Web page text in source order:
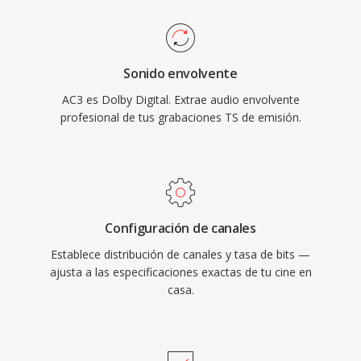
amplio soporte de códecs hacen qué TS sea
igualmente útil en cadenas de difusion en vivo
y flujos de trabajo de grabación basados en
canal central dedicado, ideal para contenido de
cine y televisión. La amplía compatibilidad con
decodificadores de hardware en receptores,
televisores y decodificadores permite qué el
audio AC3 se reproduzca de manera fiable en
Sonido envolvente
AC3 es Dolby Digital. Extrae audio envolvente
profesional de tus grabaciones TS de emisión.
Configuración de canales
Establece distribución de canales y tasa de bits —
ajusta a las especificaciones exactas de tu cine en
casa.